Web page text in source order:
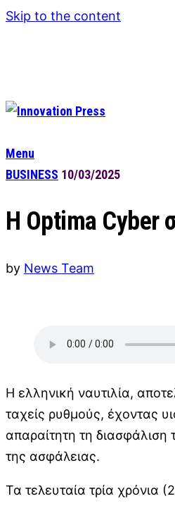
Skip to the content
Menu
BUSINESS 10/03/2025
Η Optima Cyber
by News Team
Η ελληνική ναυτιλία,
ταχείς ρυθμούς, έχοντας
απαραίτητη τη διασφάλιση
της ασφάλειας.
Τα τελευταία τρία χρόνια